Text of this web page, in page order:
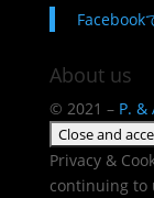
Facebook
About us
© 2021 – P. &
Privacy &
continuing to